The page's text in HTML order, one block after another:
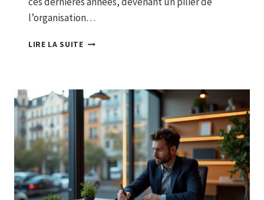
l’organisation…
LIRE LA SUITEQUELS
MOYENS
DES
ESPACES
DE
COWORKING
EN
2026
?